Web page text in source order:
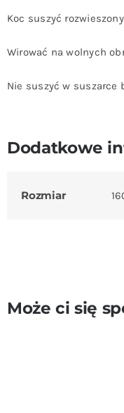
Koc suszyć
Wirować na wolnych
Nie suszyć w suszarce
Dodatkowe
Rozmiar
Może ci się